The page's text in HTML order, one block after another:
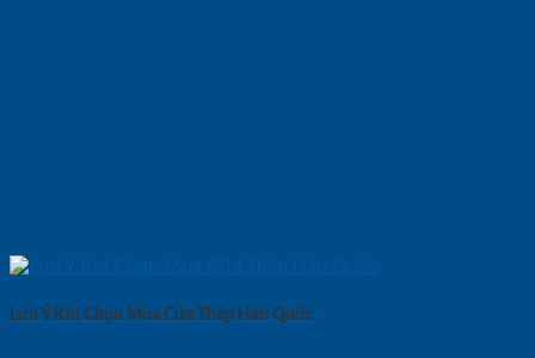
Lưu Ý Khi Chọn Mua Cửa Thép Hàn Quốc